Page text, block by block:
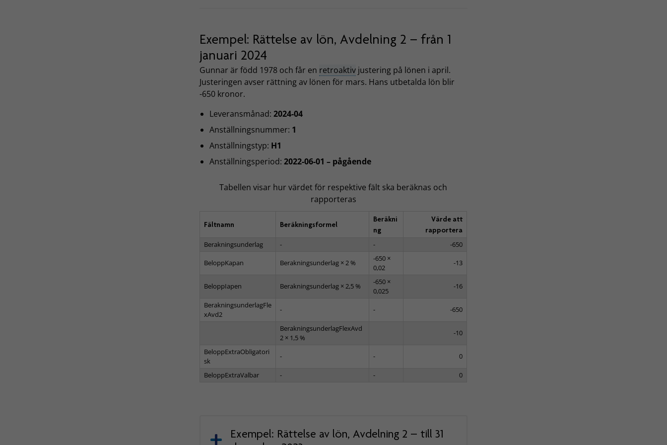
Exempel: Rättelse av lön, Avdelning 2 – från 1
januari 2024
Gunnar är född 1978 och får en retroaktiv justering på lönen i april.
Justeringen avser rättning av lönen för mars. Hans utbetalda lön blir
-650 kronor.
Leveransmånad: 2024-04
Anställningsnummer: 1
Anställningstyp: H1
Anställningsperiod: 2022-06-01 – pågående
Tabellen visar hur värdet för respektive fält ska beräknas och
rapporteras
Fältnamn Beräkningsformel
Beräkni
ng
Värde att
rapportera
Berakningsunderlag
- - -650
BeloppKapan Berakningsunderlag × 2 %
-650 ×
0,02
-13
BeloppIapen Berakningsunderlag × 2,5 %
-650 ×
0,025
-16
BerakningsunderlagFle
xAvd2
- - -650
BerakningsunderlagFlexAvd
2 × 1,5 %
-10
BeloppExtraObligatori
sk
- - 0
BeloppExtraValbar - - 0
Exempel: Rättelse av lön, Avdelning 2 – till 31